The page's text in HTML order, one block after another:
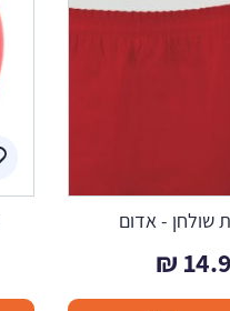
שולחן - אדום
14.9
₪